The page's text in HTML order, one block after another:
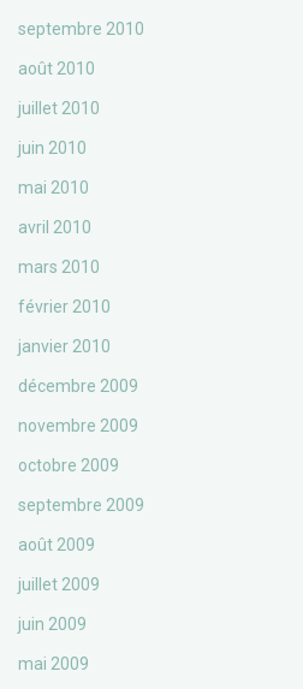
septembre 2010
août 2010
juillet 2010
juin 2010
mai 2010
avril 2010
mars 2010
février 2010
janvier 2010
décembre 2009
novembre 2009
octobre 2009
septembre 2009
août 2009
juillet 2009
juin 2009
mai 2009